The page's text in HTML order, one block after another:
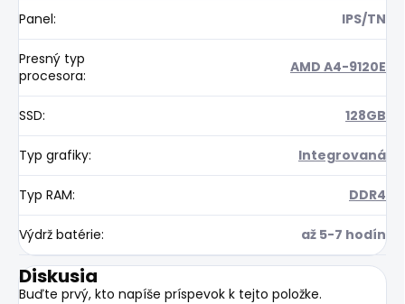
Panel: IPS/TN
Presný typ
procesora: AMD A4-9120E
SSD: 128GB
Typ grafiky: Integrovaná
Typ RAM: DDR4
Výdrž batérie: až 5-7 hodín
Diskusia
Buďte prvý, kto napíše príspevok k tejto položke.